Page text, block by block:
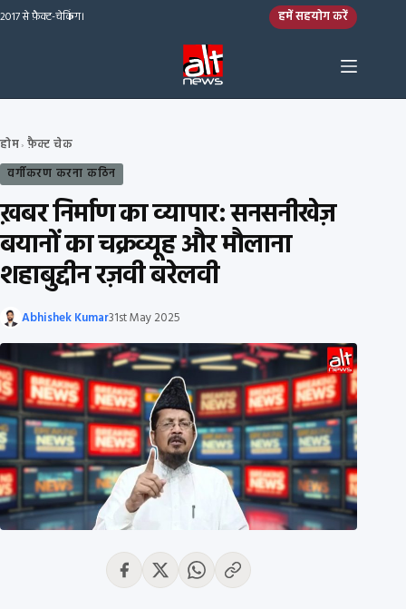
Skip to content
2017 से फ़ैक्ट-चेकिंग। हमें सहयोग करें
होम› फ़ैक्ट चेक
वर्गीकरण करना कठिन
ख़बर निर्माण का व्यापार: सनसनीखेज़
बयानों का चक्रव्यूह और मौलाना
शहाबुद्दीन रज़वी बरेलवी
Abhishek Kumar31st May 2025